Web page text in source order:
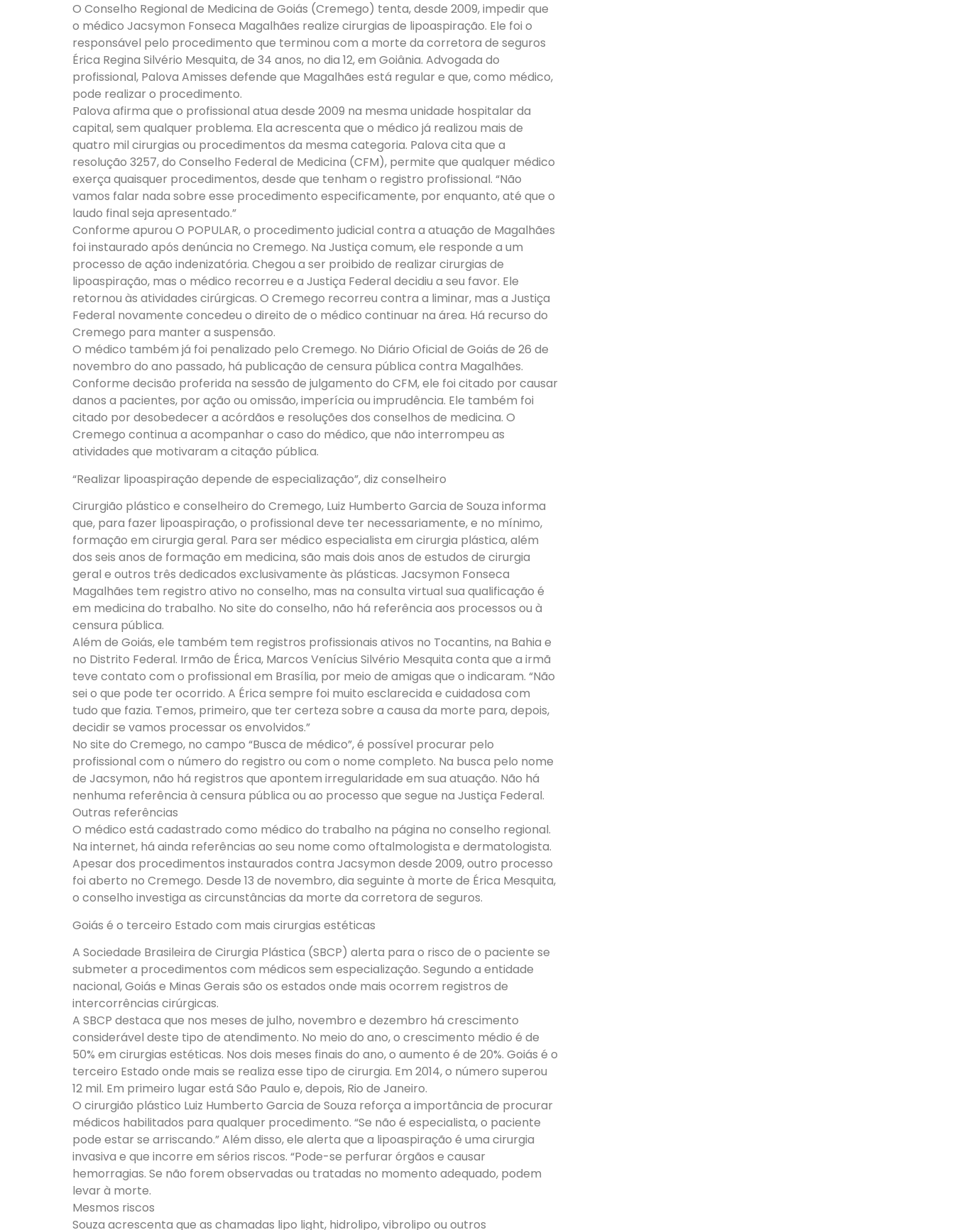
O Conselho Regional de Medicina de Goiás (Cremego) tenta, desde 2009, impedir que
o médico Jacsymon Fonseca Magalhães realize cirurgias de lipoaspiração. Ele foi o
responsável pelo procedimento que terminou com a morte da corretora de seguros
Érica Regina Silvério Mesquita, de 34 anos, no dia 12, em Goiânia. Advogada do
profissional, Palova Amisses defende que Magalhães está regular e que, como médico,
pode realizar o procedimento.
Palova afirma que o profissional atua desde 2009 na mesma unidade hospitalar da
capital, sem qualquer problema. Ela acrescenta que o médico já realizou mais de
quatro mil cirurgias ou procedimentos da mesma categoria. Palova cita que a
resolução 3257, do Conselho Federal de Medicina (CFM), permite que qualquer médico
exerça quaisquer procedimentos, desde que tenham o registro profissional. “Não
vamos falar nada sobre esse procedimento especificamente, por enquanto, até que o
laudo final seja apresentado.”
Conforme apurou O POPULAR, o procedimento judicial contra a atuação de Magalhães
foi instaurado após denúncia no Cremego. Na Justiça comum, ele responde a um
processo de ação indenizatória. Chegou a ser proibido de realizar cirurgias de
lipoaspiração, mas o médico recorreu e a Justiça Federal decidiu a seu favor. Ele
retornou às atividades cirúrgicas. O Cremego recorreu contra a liminar, mas a Justiça
Federal novamente concedeu o direito de o médico continuar na área. Há recurso do
Cremego para manter a suspensão.
O médico também já foi penalizado pelo Cremego. No Diário Oficial de Goiás de 26 de
novembro do ano passado, há publicação de censura pública contra Magalhães.
Conforme decisão proferida na sessão de julgamento do CFM, ele foi citado por causar
danos a pacientes, por ação ou omissão, imperícia ou imprudência. Ele também foi
citado por desobedecer a acórdãos e resoluções dos conselhos de medicina. O
Cremego continua a acompanhar o caso do médico, que não interrompeu as
atividades que motivaram a citação pública.
“Realizar lipoaspiração depende de especialização”, diz conselheiro
Cirurgião plástico e conselheiro do Cremego, Luiz Humberto Garcia de Souza informa
que, para fazer lipoaspiração, o profissional deve ter necessariamente, e no mínimo,
formação em cirurgia geral. Para ser médico especialista em cirurgia plástica, além
dos seis anos de formação em medicina, são mais dois anos de estudos de cirurgia
geral e outros três dedicados exclusivamente às plásticas. Jacsymon Fonseca
Magalhães tem registro ativo no conselho, mas na consulta virtual sua qualificação é
em medicina do trabalho. No site do conselho, não há referência aos processos ou à
censura pública.
Além de Goiás, ele também tem registros profissionais ativos no Tocantins, na Bahia e
no Distrito Federal. Irmão de Érica, Marcos Venícius Silvério Mesquita conta que a irmã
teve contato com o profissional em Brasília, por meio de amigas que o indicaram. “Não
sei o que pode ter ocorrido. A Érica sempre foi muito esclarecida e cuidadosa com
tudo que fazia. Temos, primeiro, que ter certeza sobre a causa da morte para, depois,
decidir se vamos processar os envolvidos.”
No site do Cremego, no campo “Busca de médico”, é possível procurar pelo
profissional com o número do registro ou com o nome completo. Na busca pelo nome
de Jacsymon, não há registros que apontem irregularidade em sua atuação. Não há
nenhuma referência à censura pública ou ao processo que segue na Justiça Federal.
Outras referências
O médico está cadastrado como médico do trabalho na página no conselho regional.
Na internet, há ainda referências ao seu nome como oftalmologista e dermatologista.
Apesar dos procedimentos instaurados contra Jacsymon desde 2009, outro processo
foi aberto no Cremego. Desde 13 de novembro, dia seguinte à morte de Érica Mesquita,
o conselho investiga as circunstâncias da morte da corretora de seguros.
Goiás é o terceiro Estado com mais cirurgias estéticas
A Sociedade Brasileira de Cirurgia Plástica (SBCP) alerta para o risco de o paciente se
submeter a procedimentos com médicos sem especialização. Segundo a entidade
nacional, Goiás e Minas Gerais são os estados onde mais ocorrem registros de
intercorrências cirúrgicas.
A SBCP destaca que nos meses de julho, novembro e dezembro há crescimento
considerável deste tipo de atendimento. No meio do ano, o crescimento médio é de
50% em cirurgias estéticas. Nos dois meses finais do ano, o aumento é de 20%. Goiás é o
terceiro Estado onde mais se realiza esse tipo de cirurgia. Em 2014, o número superou
12 mil. Em primeiro lugar está São Paulo e, depois, Rio de Janeiro.
O cirurgião plástico Luiz Humberto Garcia de Souza reforça a importância de procurar
médicos habilitados para qualquer procedimento. “Se não é especialista, o paciente
pode estar se arriscando.” Além disso, ele alerta que a lipoaspiração é uma cirurgia
invasiva e que incorre em sérios riscos. “Pode-se perfurar órgãos e causar
hemorragias. Se não forem observadas ou tratadas no momento adequado, podem
levar à morte.
Mesmos riscos
Souza acrescenta que as chamadas lipo light, hidrolipo, vibrolipo ou outros